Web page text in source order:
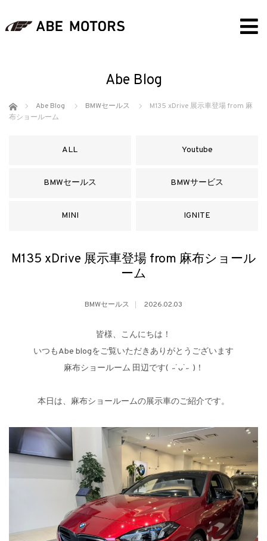
Abe Blog
ホーム Abe Blog BMWセールス
M135 xDrive 展示車登場 from 麻
布ショールーム
ALL Youtube
BMWセールス BMWサービス
MINI IGNITE
M135 xDrive 展示車登場 from 麻布ショール
ーム
BMWセールス 2026.02.03
皆様、こんにちは！
いつもAbe blogをご覧いただきありがとうございます
麻布ショールーム 田辺です( ˶˙ᴗ˙˶ )！
本日は、麻布ショールームの展示車のご紹介です。